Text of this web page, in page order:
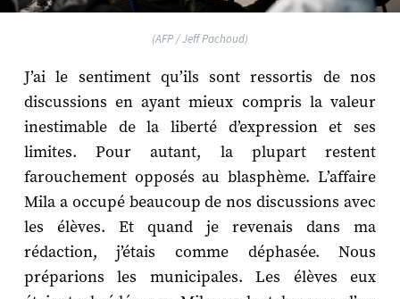
(AFP / Jeff Pachoud)
J’ai le sentiment qu’ils sont ressortis de nos
discussions en ayant mieux compris la valeur
inestimable de la liberté d’expression et ses
limites. Pour autant, la plupart restent
farouchement opposés au blasphème. L’affaire
Mila a occupé beaucoup de nos discussions avec
les élèves. Et quand je revenais dans ma
rédaction, j’étais comme déphasée. Nous
préparions les municipales. Les élèves eux